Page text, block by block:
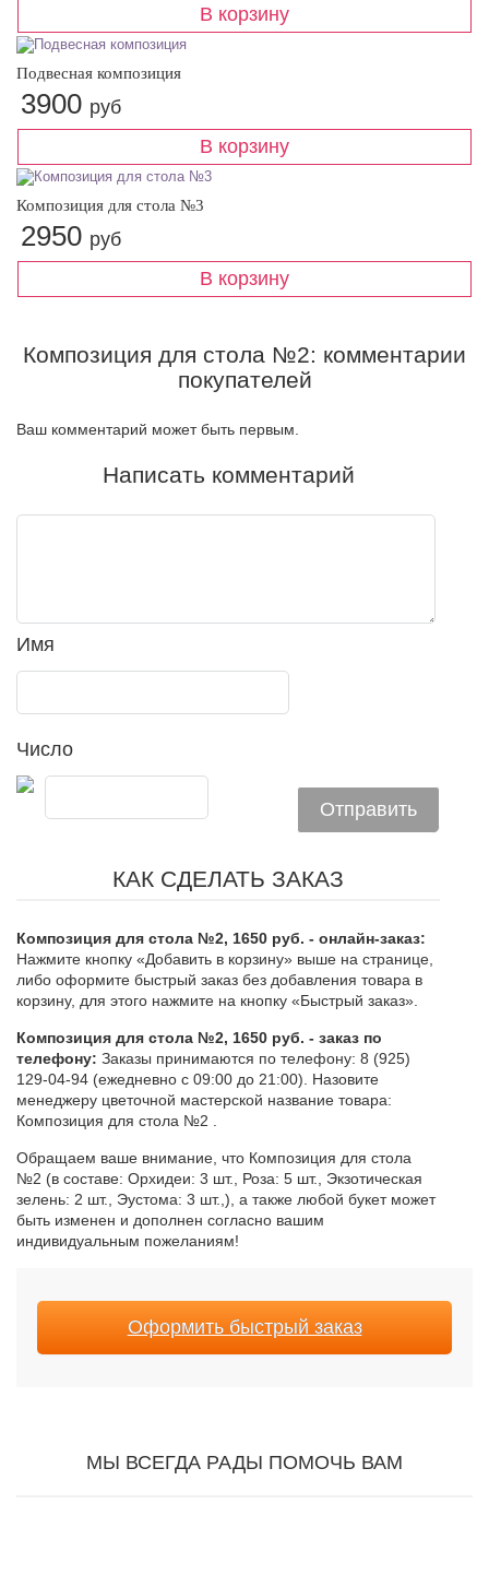
Подвесная композиция
3900 руб
Композиция для стола №3
2950 руб
Композиция для стола №2: комментарии
покупателей
Ваш комментарий может быть первым.
Написать комментарий
Имя
Число
КАК СДЕЛАТЬ ЗАКАЗ
Композиция для стола №2, 1650 руб. - онлайн-заказ:
Нажмите кнопку «Добавить в корзину» выше на странице,
либо оформите быстрый заказ без добавления товара в
корзину, для этого нажмите на кнопку «Быстрый заказ».
Композиция для стола №2, 1650 руб. - заказ по
телефону: Заказы принимаются по телефону: 8 (925)
129-04-94 (ежедневно с 09:00 до 21:00). Назовите
менеджеру цветочной мастерской название товара:
Композиция для стола №2 .
Обращаем ваше внимание, что Композиция для стола
№2 (в составе: Орхидеи: 3 шт., Роза: 5 шт., Экзотическая
зелень: 2 шт., Эустома: 3 шт.,), а также любой букет может
быть изменен и дополнен согласно вашим
индивидуальным пожеланиям!
Оформить быстрый заказ
МЫ ВСЕГДА РАДЫ ПОМОЧЬ ВАМ